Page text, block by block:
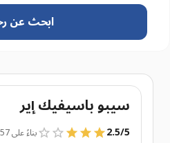
ابحث عن
سيبو باسيفيك إير
2.5/5
بناءً على 457 تصويتًا